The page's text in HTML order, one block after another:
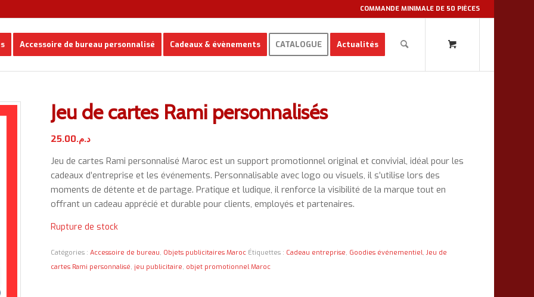
COMMANDE MINIMALE DE 50 PIÈCES
Accessoire de bureau personnalisé Cadeaux & évènements CATALOGUE Actualités
Jeu de cartes Rami personnalisés
د.م.25.00
Jeu de cartes Rami personnalisé Maroc est un support promotionnel original et convivial, idéal pour les
cadeaux d’entreprise et les événements. Personnalisable avec logo ou visuels, il s’utilise lors des
moments de détente et de partage. Pratique et ludique, il renforce la visibilité de la marque tout en
offrant un cadeau apprécié et durable pour clients, employés et partenaires.
Rupture de stock
Catégories :Accessoire de bureau, Objets publicitaires Maroc Étiquettes : Cadeau entreprise, Goodies événementiel,Jeu de
cartes Rami personnalisé, jeu publicitaire, objet promotionnel Maroc